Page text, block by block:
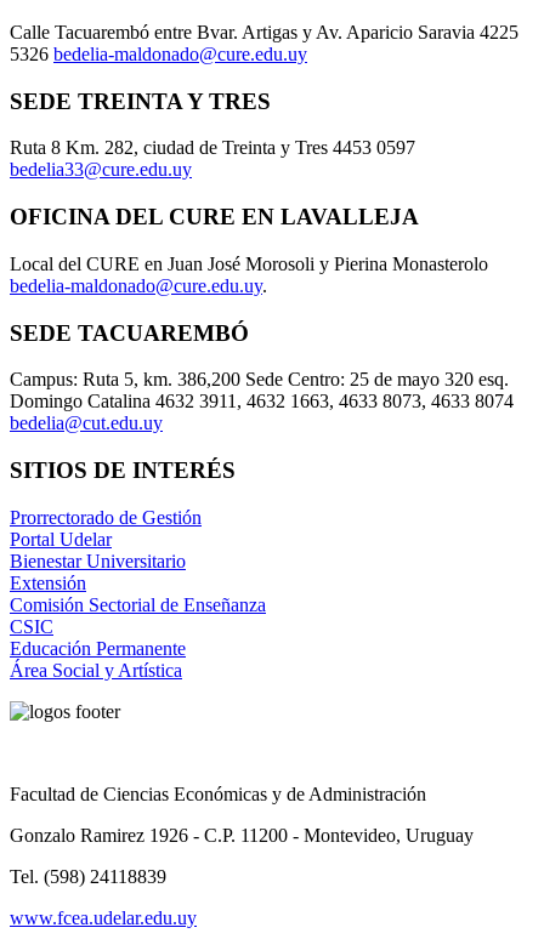
Calle Tacuarembó entre Bvar. Artigas y Av. Aparicio Saravia 4225
5326 bedelia-maldonado@cure.edu.uy
SEDE TREINTA Y TRES
Ruta 8 Km. 282, ciudad de Treinta y Tres 4453 0597
bedelia33@cure.edu.uy
OFICINA DEL CURE EN LAVALLEJA
Local del CURE en Juan José Morosoli y Pierina Monasterolo
bedelia-maldonado@cure.edu.uy.
SEDE TACUAREMBÓ
Campus: Ruta 5, km. 386,200 Sede Centro: 25 de mayo 320 esq.
Domingo Catalina 4632 3911, 4632 1663, 4633 8073, 4633 8074
bedelia@cut.edu.uy
SITIOS DE INTERÉS
Prorrectorado de Gestión
Portal Udelar
Bienestar Universitario
Extensión
Comisión Sectorial de Enseñanza
CSIC
Educación Permanente
Área Social y Artística
Facultad de Ciencias Económicas y de Administración
Gonzalo Ramirez 1926 - C.P. 11200 - Montevideo, Uruguay
Tel. (598) 24118839
www.fcea.udelar.edu.uy